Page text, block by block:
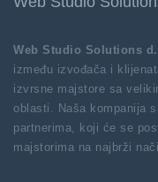
Web Studio Solutions
između izvođača i
izvrsne majstore sa
oblasti. Naša kompanija
partnerima, koji će se
majstorima na najbrži